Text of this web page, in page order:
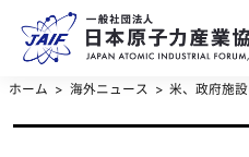
ホーム 海外ニュース 米、政府施